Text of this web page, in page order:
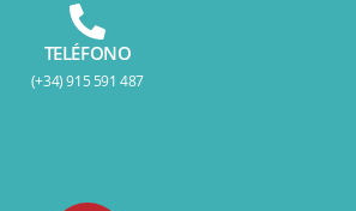
TELÉFONO
(+34) 915 591 487